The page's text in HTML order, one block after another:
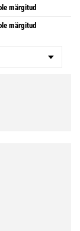
märgitud
märgitud